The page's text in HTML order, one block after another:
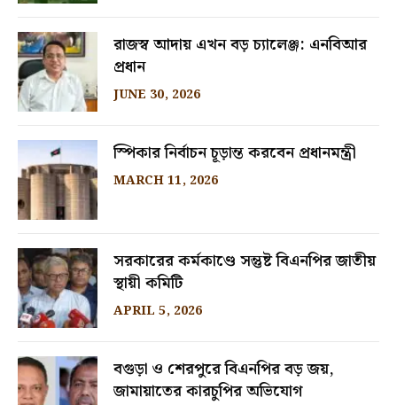
রাজস্ব আদায় এখন বড় চ্যালেঞ্জ: এনবিআর
প্রধান
JUNE 30, 2026
স্পিকার নির্বাচন চূড়ান্ত করবেন প্রধানমন্ত্রী
MARCH 11, 2026
সরকারের কর্মকাণ্ডে সন্তুষ্ট বিএনপির জাতীয়
স্থায়ী কমিটি
APRIL 5, 2026
বগুড়া ও শেরপুরে বিএনপির বড় জয়,
জামায়াতের কারচুপির অভিযোগ